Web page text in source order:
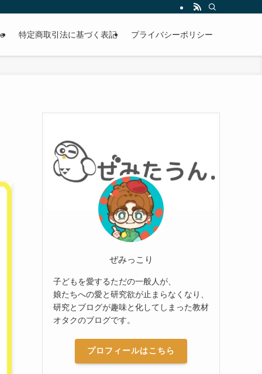
特定商取引法に基づく表記 プライバシーポリシー
ぜみっこり
子どもを愛するただの一般人が、
娘たちへの愛と研究欲が止まらなくなり、
研究とブログが趣味と化してしまった教材
オタクのブログです。
プロフィールはこちら